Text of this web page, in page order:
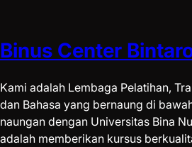
Binus Center
Kami adalah Lembaga Pelatihan,
dan Bahasa yang bernaung di
naungan dengan Universitas Bina
adalah memberikan kursus